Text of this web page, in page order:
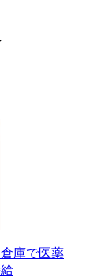
庫で医薬